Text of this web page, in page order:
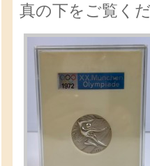
真の下をご覧